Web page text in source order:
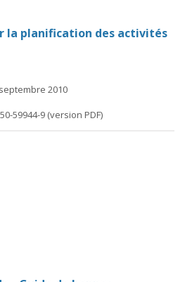
la planification des activités
2010
59944-9 (version PDF)